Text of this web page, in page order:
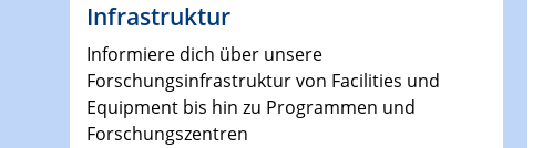
Infrastruktur
Informiere dich über unsere
Forschungsinfrastruktur von Facilities und
Equipment bis hin zu Programmen und
Forschungszentren